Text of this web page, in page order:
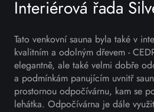
Interiérová řada
Tato venkovní sauna byla také v
kvalitním a odolným dřevem -
elegantně, ale také velmi dobře
a podmínkám panujícím uvnitř
prostornou odpočívárnu, kam se
lehátka. Odpočívárna je dále